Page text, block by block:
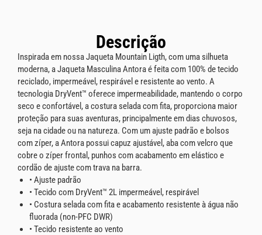
Descrição
Inspirada em nossa Jaqueta Mountain Ligth, com uma silhueta
moderna, a Jaqueta Masculina Antora é feita com 100% de tecido
reciclado, impermeável, respirável e resistente ao vento. A
tecnologia DryVent™ oferece impermeabilidade, mantendo o corpo
seco e confortável, a costura selada com fita, proporciona maior
proteção para suas aventuras, principalmente em dias chuvosos,
seja na cidade ou na natureza. Com um ajuste padrão e bolsos
com zíper, a Antora possui capuz ajustável, aba com velcro que
cobre o zíper frontal, punhos com acabamento em elástico e
cordão de ajuste com trava na barra.
• Ajuste padrão
• Tecido com DryVent™ 2L impermeável, respirável
• Costura selada com fita e acabamento resistente à água não
fluorada (non-PFC DWR)
• Tecido resistente ao vento